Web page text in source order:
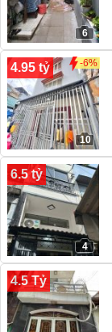
6
4.95 tỷ -6%
10
6.5 tỷ
4
4.5 Tỷ